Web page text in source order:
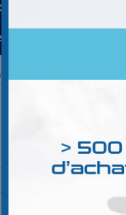
ATELIER &